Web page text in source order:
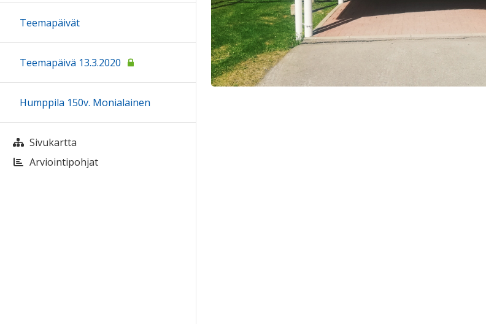
Teemapäivät
Teemapäivä 13.3.2020
Humppila 150v. Monialainen
Sivukartta
Arviointipohjat